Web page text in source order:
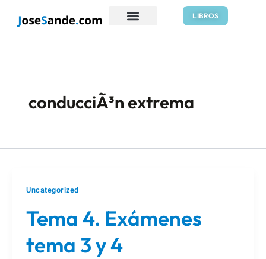
LIBROS
conducciÃ³n extrema
Uncategorized
Tema 4. Exámenes
tema 3 y 4